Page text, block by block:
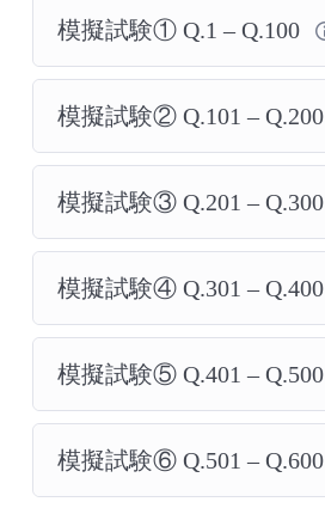
模擬試験① Q.1 – Q.100
模擬試験② Q.101 – Q.200
模擬試験③ Q.201 – Q.300
模擬試験④ Q.301 – Q.400
模擬試験⑤ Q.401 – Q.500
模擬試験⑥ Q.501 – Q.600